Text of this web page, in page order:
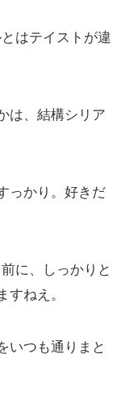
はテイストが違
は、結構シリア
っかり。好きだ
に、しっかりと
すねえ。
いつも通りまと